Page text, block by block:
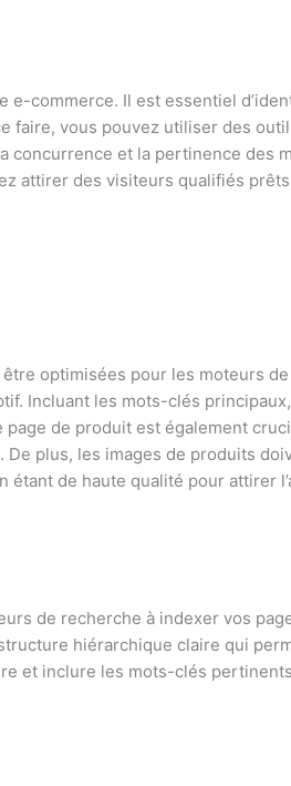
e-commerce. Il est essentiel
vous pouvez utiliser des
concurrence et la pertinence des
attirer des visiteurs qualifiés
optimisées pour les moteurs
Incluant les mots-clés
de produit est également
plus, les images de produits
de haute qualité pour attirer
de recherche à indexer vos
hiérarchique claire qui
et inclure les mots-clés